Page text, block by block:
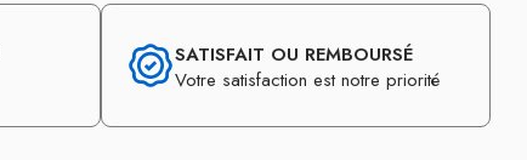
SATISFAIT OU REMBOURSÉ
Votre satisfaction est notre priorité